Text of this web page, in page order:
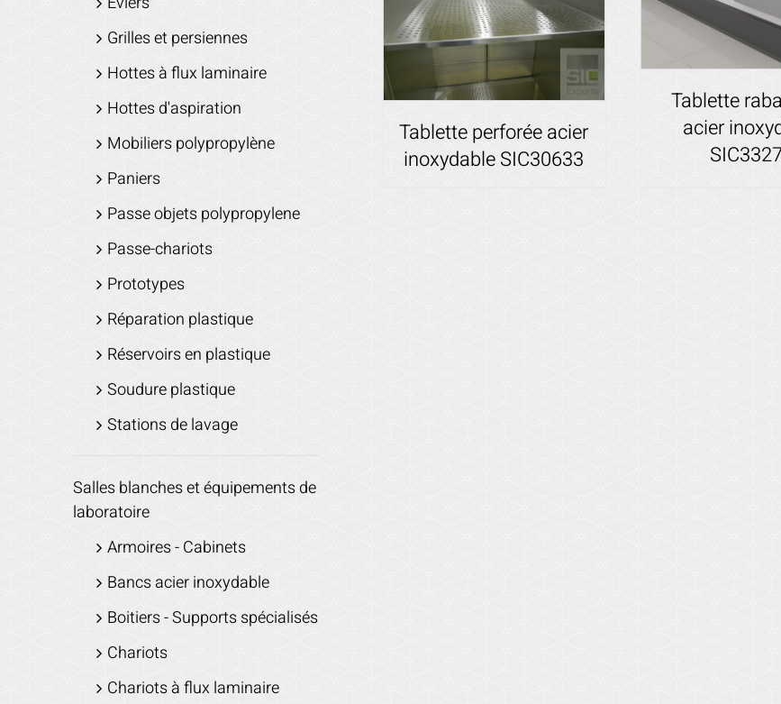
Tablette perforée acier
inoxydable SIC30633
Tablette
acier
Grilles et persiennes
Hottes à flux laminaire
Hottes d'aspiration
Mobiliers polypropylène
Paniers
Passe objets polypropylene
Passe-chariots
Prototypes
Réparation plastique
Réservoirs en plastique
Soudure plastique
Stations de lavage
Salles blanches et équipements de
laboratoire
Armoires - Cabinets
Bancs acier inoxydable
Boitiers - Supports spécialisés
Chariots
Chariots à flux laminaire